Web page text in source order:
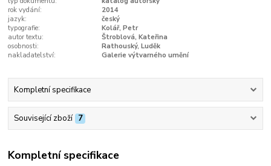
rok vydání:
2014
jazyk:
český
typografie:
Kolář, Petr
autor textu:
Štroblová, Kateřina
osobnosti:
Rathouský, Luděk
nakladatelství:
Galerie výtvarného umění
Kompletní specifikace
Související zboží 7
Kompletní specifikace